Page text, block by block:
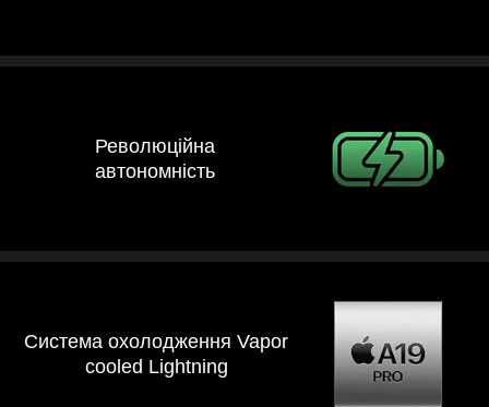
Революційна
автономність
Система охолодження Vapor
cooled Lightning